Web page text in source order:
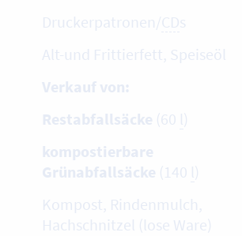
Druckerpatronen/ CDs
Alt-und Frittierfett, Speiseöl
Verkauf von:
Restabfallsäcke (60 l)
kompostierbare
Grünabfallsäcke (140 l)
Kompost, Rindenmulch,
Hachschnitzel (lose Ware)